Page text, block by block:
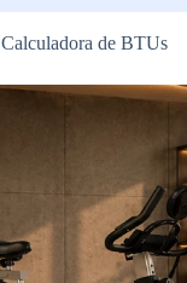
Calculadora de BTUs